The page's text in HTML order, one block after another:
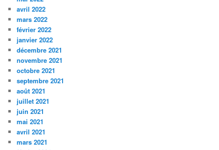
avril 2022
mars 2022
février 2022
janvier 2022
décembre 2021
novembre 2021
octobre 2021
septembre 2021
août 2021
juillet 2021
juin 2021
mai 2021
avril 2021
mars 2021